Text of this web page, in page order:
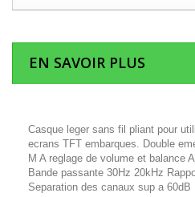
EN SAVOIR PLUS
Casque leger sans fil pliant pour
ecrans TFT embarques. Double
M A reglage de volume et balance
Bande passante 30Hz 20kHz
Separation des canaux sup a 60dB